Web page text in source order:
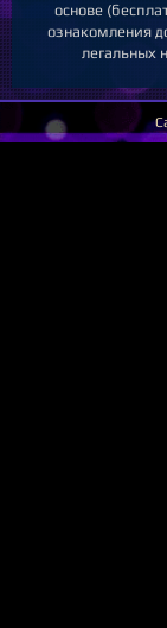
основе
ознакомления
легальных